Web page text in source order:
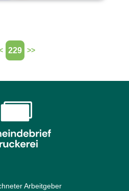
229 >>
Arbeitgeber